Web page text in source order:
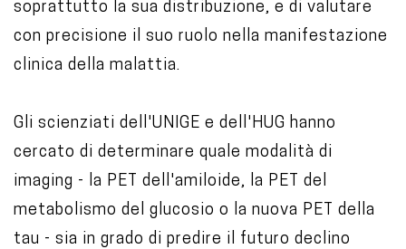
soprattutto la sua distribuzione, e di valutare
con precisione il suo ruolo nella manifestazione
clinica della malattia.
Gli scienziati dell'UNIGE e dell'HUG hanno
cercato di determinare quale modalità di
imaging - la PET dell'amiloide, la PET del
metabolismo del glucosio o la nuova PET della
tau - sia in grado di predire il futuro declino